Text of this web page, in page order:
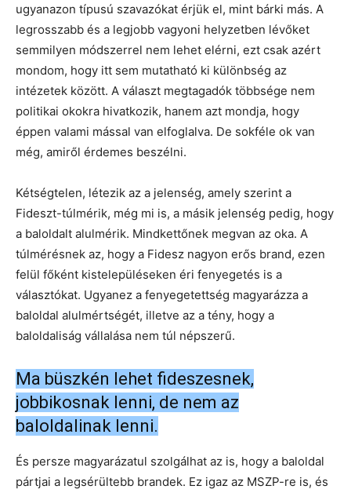
ugyanazon típusú szavazókat érjük el, mint bárki más. A
legrosszabb és a legjobb vagyoni helyzetben lévőket
semmilyen módszerrel nem lehet elérni, ezt csak azért
mondom, hogy itt sem mutatható ki különbség az
intézetek között. A választ megtagadók többsége nem
politikai okokra hivatkozik, hanem azt mondja, hogy
éppen valami mással van elfoglalva. De sokféle ok van
még, amiről érdemes beszélni.
Kétségtelen, létezik az a jelenség, amely szerint a
Fideszt-túlmérik, még mi is, a másik jelenség pedig, hogy
a baloldalt alulmérik. Mindkettőnek megvan az oka. A
túlmérésnek az, hogy a Fidesz nagyon erős brand, ezen
felül főként kistelepüléseken éri fenyegetés is a
választókat. Ugyanez a fenyegetettség magyarázza a
baloldal alulmértségét, illetve az a tény, hogy a
baloldaliság vállalása nem túl népszerű.
Ma büszkén lehet fideszesnek,
jobbikosnak lenni, de nem az
baloldalinak lenni.
És persze magyarázatul szolgálhat az is, hogy a baloldal
pártjai a legsérültebb brandek. Ez igaz az MSZP-re is, és